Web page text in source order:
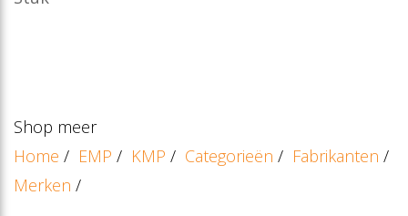
Shop meer
Home / EMP / KMP / Categorieën / Fabrikanten /
Merken /